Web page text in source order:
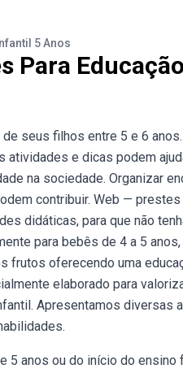
5 Anos
Para
seus filhos entre 5 e 6
e dicas podem
na sociedade. Organizar
contribuir. Web —
didáticas, para que não
para bebês de 4 a 5
oferecendo uma
elaborado para
Apresentamos diversas
5 anos ou do início do